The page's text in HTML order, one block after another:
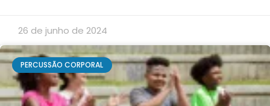
26 de junho de 2024
PERCUSSÃO CORPORAL